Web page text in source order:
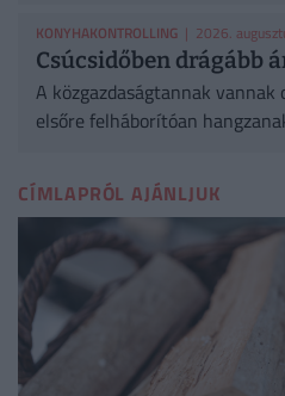
KONYHAKONTROLLING | 2026.
Csúcsidőben drágább
A közgazdaságtannak
elsőre felháborítóan
CÍMLAPRÓL AJÁNLJUK